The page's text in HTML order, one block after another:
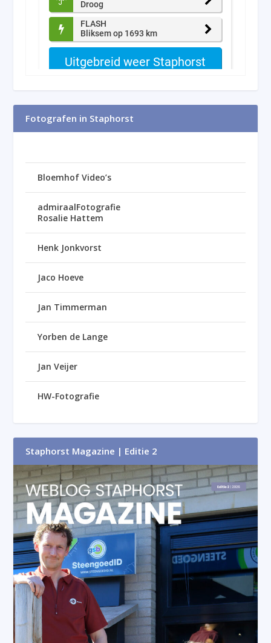
Fotografen in Staphorst
Bloemhof Video’s
admiraalFotografie
Rosalie Hattem
Henk Jonkvorst
Jaco Hoeve
Jan Timmerman
Yorben de Lange
Jan Veijer
HW-Fotografie
Staphorst Magazine | Editie 2